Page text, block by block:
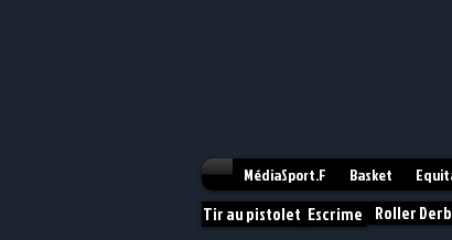
MédiaSport.F Basket
Tir au pistolet Escrime Roller